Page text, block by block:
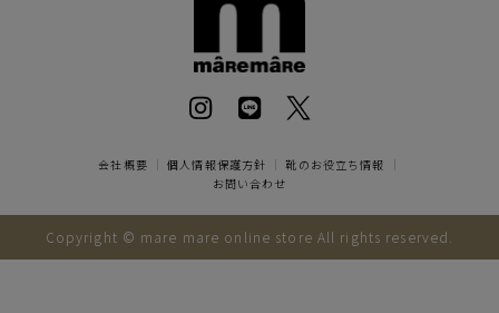
会社概要 ｜個人情報保護方針 ｜靴のお役立ち情報
｜
お問い合わせ
Copyright © mare mare online store All rights reserved.